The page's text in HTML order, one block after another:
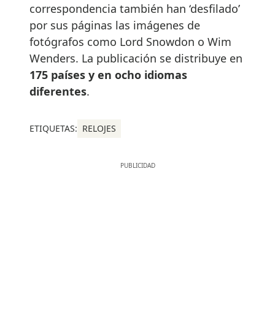
correspondencia también han ‘desfilado’
por sus páginas las imágenes de
fotógrafos como Lord Snowdon o Wim
Wenders. La publicación se distribuye en
175 países y en ocho idiomas
diferentes.
ETIQUETAS: RELOJES